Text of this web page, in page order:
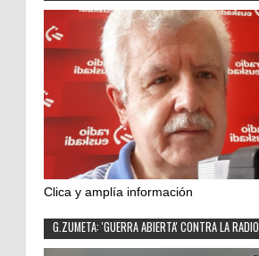
Clica y amplía información
G.ZUMETA: 'GUERRA ABIERTA' CONTRA LA RADIO